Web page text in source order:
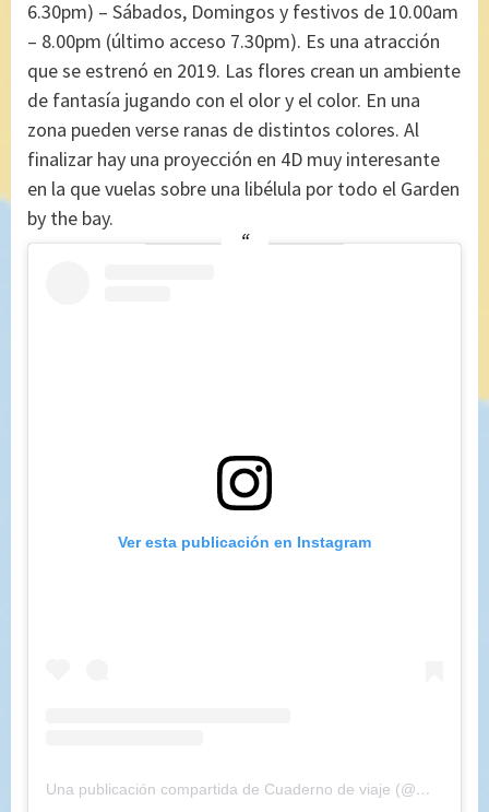
6.30pm) – Sábados, Domingos y festivos de 10.00am
– 8.00pm (último acceso 7.30pm). Es una atracción
que se estrenó en 2019. Las flores crean un ambiente
de fantasía jugando con el olor y el color. En una
zona pueden verse ranas de distintos colores. Al
finalizar hay una proyección en 4D muy interesante
en la que vuelas sobre una libélula por todo el Garden
by the bay.
Ver esta publicación en Instagram
Una publicación compartida de Cuaderno de viaje (@maryajosess)